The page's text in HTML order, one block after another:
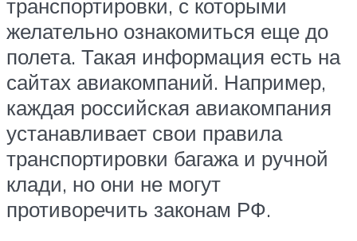
транспортировки, с которыми
желательно ознакомиться еще до
полета. Такая информация есть на
сайтах авиакомпаний. Например,
каждая российская авиакомпания
устанавливает свои правила
транспортировки багажа и ручной
клади, но они не могут
противоречить законам РФ.